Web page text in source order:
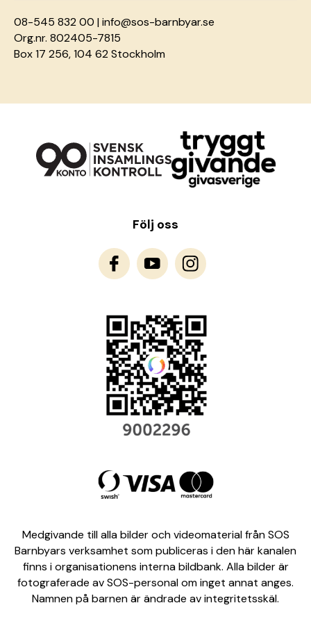
08-545 832 00 |info@sos-barnbyar.se
Org.nr. 802405-7815
Box 17 256, 104 62 Stockholm
Följ oss
Medgivande till alla bilder och videomaterial från SOS
Barnbyars verksamhet som publiceras i den här kanalen
finns i organisationens interna bildbank. Alla bilder är
fotograferade av SOS-personal om inget annat anges.
Namnen på barnen är ändrade av integritetsskäl.